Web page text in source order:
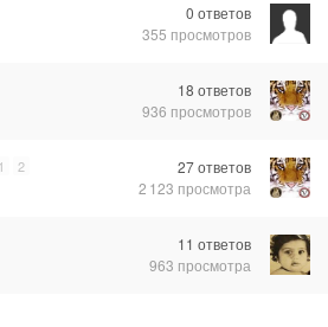
0 ответов
355 просмотров
18 ответов
936 просмотров
1 2 27ответов
2 123 просмотра
11 ответов
963 просмотра